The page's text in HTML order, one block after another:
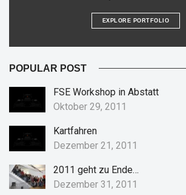
EXPLORE PORTFOLIO
POPULAR POST
FSE Workshop in Abstatt
Oktober 29, 2011
Kartfahren
Dezember 21, 2011
2011 geht zu Ende…
Dezember 31, 2011